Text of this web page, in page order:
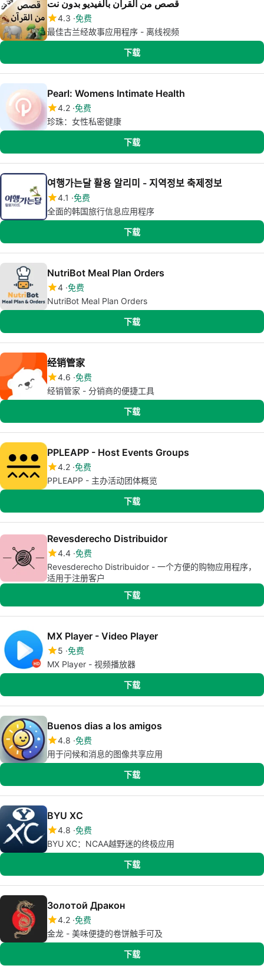
قصص من القرآن بالفيديو بدون نت
4.3 免费
最佳古兰经故事应用程序 - 离线视频
下载
Pearl: Womens Intimate Health
4.2 免费
珍珠：女性私密健康
下载
여행가는달 활용 알리미 - 지역정보 축제정보
4.1 免费
全面的韩国旅行信息应用程序
下载
NutriBot Meal Plan Orders
4 免费
NutriBot Meal Plan Orders
下载
经销管家
4.6 免费
经销管家 - 分销商的便捷工具
下载
PPLEAPP - Host Events Groups
4.2 免费
PPLEAPP - 主办活动团体概览
下载
Revesderecho Distribuidor
4.4 免费
Revesderecho Distribuidor - 一个方便的购物应用程序，
适用于注册客户
下载
MX Player - Video Player
5 免费
MX Player - 视频播放器
下载
Buenos dias a los amigos
4.8 免费
用于问候和消息的图像共享应用
下载
BYU XC
4.8 免费
BYU XC：NCAA越野迷的终极应用
下载
Золотой Дракон
4.2 免费
金龙 - 美味便捷的卷饼触手可及
下载